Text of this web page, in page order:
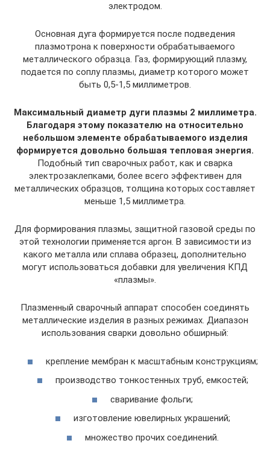
электродом.
Основная дуга формируется после подведения
плазмотрона к поверхности обрабатываемого
металлического образца. Газ, формирующий плазму,
подается по соплу плазмы, диаметр которого может
быть 0,5-1,5 миллиметров.
Максимальный диаметр дуги плазмы 2 миллиметра.
Благодаря этому показателю на относительно
небольшом элементе обрабатываемого изделия
формируется довольно большая тепловая энергия.
Подобный тип сварочных работ, как и сварка
электрозаклепками, более всего эффективен для
металлических образцов, толщина которых составляет
меньше 1,5 миллиметра.
Для формирования плазмы, защитной газовой среды по
этой технологии применяется аргон. В зависимости из
какого металла или сплава образец, дополнительно
могут использоваться добавки для увеличения КПД
«плазмы».
Плазменный сварочный аппарат способен соединять
металлические изделия в разных режимах. Диапазон
использования сварки довольно обширный:
крепление мембран к масштабным конструкциям;
производство тонкостенных труб, емкостей;
сваривание фольги;
изготовление ювелирных украшений;
множество прочих соединений.